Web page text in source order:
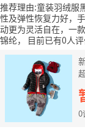
推荐理由:童装羽绒服
性及弹性恢复力好，
动更为灵活自在，一
锦纶，
目前已有0人
0